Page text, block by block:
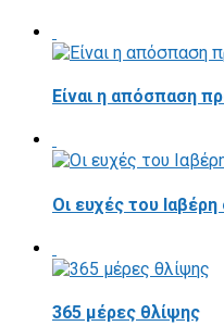
Είναι η απόσπαση
Οι ευχές του
365 μέρες θλίψης